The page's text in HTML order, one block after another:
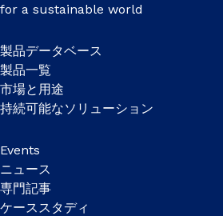
for a sustainable world
製品データベース
製品一覧
市場と用途
持続可能なソリューション
Events
ニュース
専門記事
ケーススタディ